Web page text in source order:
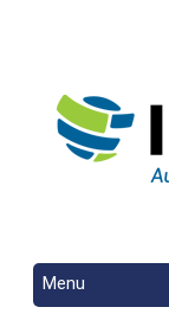
Menu